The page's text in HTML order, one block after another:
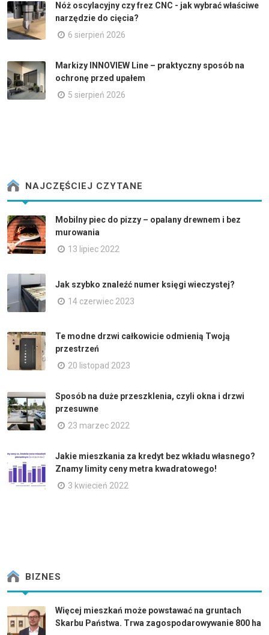
Nóż oscylacyjny czy frez CNC - jak wybrać właściwe
narzędzie do cięcia?
6 sierpień 2026
Markizy INNOVIEW Line – praktyczny sposób na
ochronę przed upałem
5 sierpień 2026
NAJCZĘŚCIEJ CZYTANE
Mobilny piec do pizzy – opalany drewnem i bez
murowania
13 lipiec 2022
Jak szybko znaleźć numer księgi wieczystej?
14 czerwiec 2023
Te modne drzwi całkowicie odmienią Twoją
przestrzeń
20 listopad 2023
Sposób na duże przeszklenia, czyli okna i drzwi
przesuwne
23 marzec 2022
Jakie mieszkania za kredyt bez wkładu własnego?
Znamy limity ceny metra kwadratowego!
3 kwiecień 2022
BIZNES
Więcej mieszkań może powstawać na gruntach
Skarbu Państwa. Trwa zagospodarowywanie 800 ha